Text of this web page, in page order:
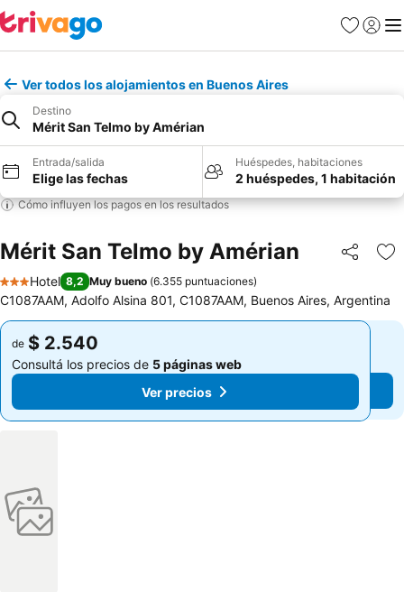
Favoritos
Iniciar
Ver todos los alojamientos en Buenos Aires
Destino
Mérit San Telmo by Amérian
Entrada/salida
Elige las fechas
Huéspedes, habitaciones
2 huéspedes, 1 habitación
Cómo influyen los pagos en los resultados
Mérit San Telmo by Amérian Compartir
3 Estrellas
Hotel 8,2 Muy bueno (6.355 puntuaciones)
C1087AAM, Adolfo Alsina 801, C1087AAM, Buenos Aires, Argentina
de $ 2.540
Consultá los precios de 5 páginas web
Ver precios
de $ 2.540
Consultá los precios de 5 páginas web
Ver precios